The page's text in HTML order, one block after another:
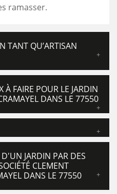
ramasser.
TANT QU’ARTISAN
À FAIRE POUR LE JARDIN
DANS LE 77550
JARDIN PAR DES
CLEMENT
DANS LE 77550